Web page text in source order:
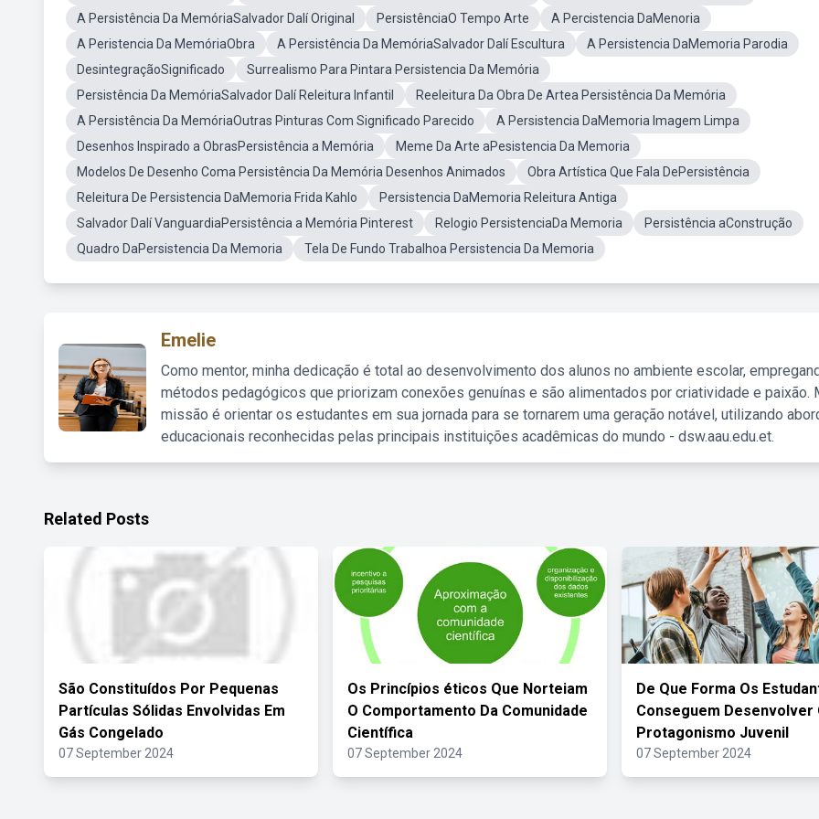
A Persistência Da MemóriaSalvador Dalí Original
PersistênciaO Tempo Arte
A Percistencia DaMenoria
A Peristencia Da MemóriaObra
A Persistência Da MemóriaSalvador Dalí Escultura
A Persistencia DaMemoria Parodia
DesintegraçãoSignificado
Surrealismo Para Pintara Persistencia Da Memória
Persistência Da MemóriaSalvador Dalí Releitura Infantil
Reeleitura Da Obra De Artea Persistência Da Memória
A Persistência Da MemóriaOutras Pinturas Com Significado Parecido
A Persistencia DaMemoria Imagem Limpa
Desenhos Inspirado a ObrasPersistência a Memória
Meme Da Arte aPesistencia Da Memoria
Modelos De Desenho Coma Persistência Da Memória Desenhos Animados
Obra Artística Que Fala DePersistência
Releitura De Persistencia DaMemoria Frida Kahlo
Persistencia DaMemoria Releitura Antiga
Salvador Dalí VanguardiaPersistência a Memória Pinterest
Relogio PersistenciaDa Memoria
Persistência aConstrução
Quadro DaPersistencia Da Memoria
Tela De Fundo Trabalhoa Persistencia Da Memoria
Emelie
Como mentor, minha dedicação é total ao desenvolvimento dos alunos no ambiente escolar,
métodos pedagógicos que priorizam conexões genuínas e são alimentados por criatividade e paixão.
missão é orientar os estudantes em sua jornada para se tornarem uma geração notável, utilizando
educacionais reconhecidas pelas principais instituições acadêmicas do mundo - dsw.aau.edu.et.
Related Posts
São Constituídos Por Pequenas
Partículas Sólidas Envolvidas Em
Gás Congelado
07 September 2024
Os Princípios éticos Que Norteiam
O Comportamento Da Comunidade
Científica
07 September 2024
De Que Forma Os
Conseguem Desenvolver
Protagonismo Juvenil
07 September 2024